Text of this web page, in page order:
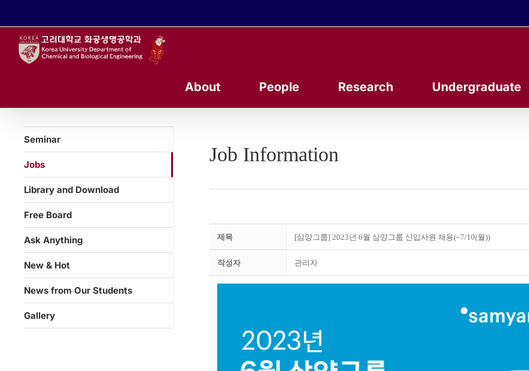
About People Research Undergraduate
Job Information
제목 [삼양그룹] 2023년 6월 삼양그룹 신입사원 채용(~7/10(월))
작성자 관리자
Seminar
Jobs
Library and Download
Free Board
Ask Anything
New & Hot
News from Our Students
Gallery